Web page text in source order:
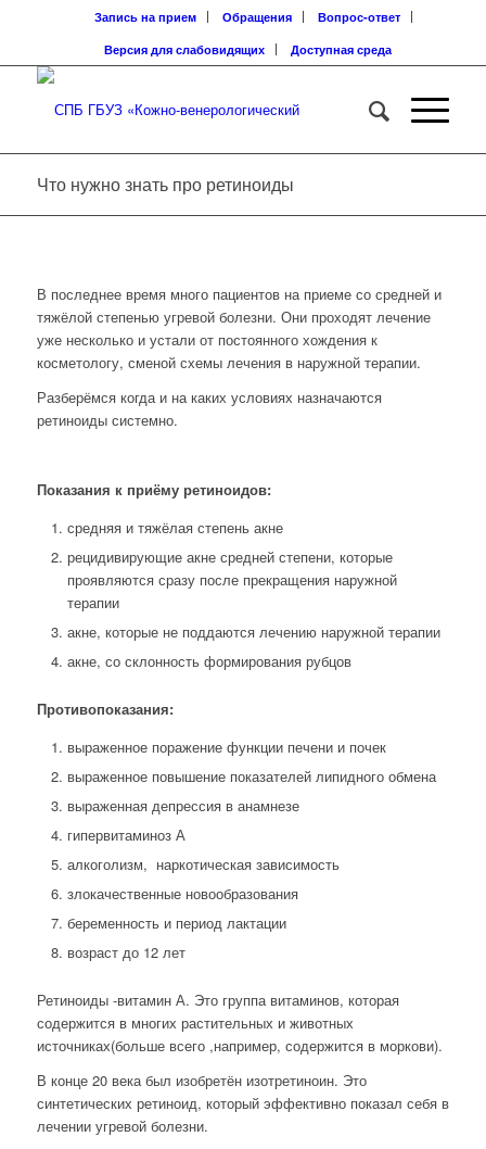
Запись на прием Обращения
Вопрос-ответ
Версия для слабовидящих
Доступная среда
Что нужно знать про ретиноиды
В последнее время много пациентов на приеме со средней и
тяжёлой степенью угревой болезни. Они проходят лечение
уже несколько и устали от постоянного хождения к
косметологу, сменой схемы лечения в наружной терапии.
Разберёмся когда и на каких условиях назначаются
ретиноиды системно.
Показания к приёму ретиноидов:
средняя и тяжёлая степень акне
рецидивирующие акне средней степени, которые
проявляются сразу после прекращения наружной
терапии
акне, которые не поддаются лечению наружной терапии
акне, со склонность формирования рубцов
Противопоказания:
выраженное поражение функции печени и почек
выраженное повышение показателей липидного обмена
выраженная депрессия в анамнезе
гипервитаминоз А
алкоголизм, наркотическая зависимость
злокачественные новообразования
беременность и период лактации
возраст до 12 лет
Ретиноиды -витамин А. Это группа витаминов, которая
содержится в многих растительных и животных
источниках(больше всего ,например, содержится в моркови).
В конце 20 века был изобретён изотретиноин. Это
синтетических ретиноид, который эффективно показал себя в
лечении угревой болезни.